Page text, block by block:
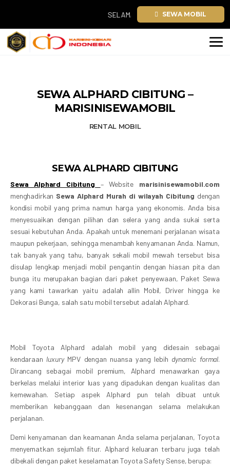
SELAMAT TAHUN BARU 2026. TEMUKAN
SEWA MOBIL
SEWA ALPHARD CIBITUNG –
MARISINISEWAMOBIL
RENTAL MOBIL
SEWA ALPHARD CIBITUNG
Sewa Alphard Cibitung – Website marisinisewamobil.com
menghadirkan Sewa Alphard Murah di wilayah Cibitung dengan
kondisi mobil yang prima namun harga yang ekonomis. Anda bisa
menyesuaikan dengan pilihan dan selera yang anda sukai serta
sesuai kebutuhan Anda. Apakah untuk menemani perjalanan wisata
maupun pekerjaan, sehingga menambah kenyamanan Anda. Namun,
tak banyak yang tahu, banyak sekali mobil mewah tersebut bisa
disulap lengkap menjadi mobil pengantin dengan hiasan pita dan
bunga itu merupakan bagian dari paket penyewaan, Paket Sewa
yang kami tawarkan yaitu adalah allin Mobil, Driver hingga ke
Dekorasi Bunga, salah satu mobil tersebut adalah Alphard.
Mobil Toyota Alphard adalah mobil yang didesain sebagai
kendaraan luxuryMPV dengan nuansa yang lebih dynamic formal.
Dirancang sebagai mobil premium, Alphard menawarkan gaya
berkelas melalui interior luas yang dipadukan dengan kualitas dan
kemewahan. Setiap aspek Alphard pun telah dibuat untuk
memberikan kebanggaan dan kesenangan selama melakukan
perjalanan.
Demi kenyamanan dan keamanan Anda selama perjalanan, Toyota
menyematkan sejumlah fitur. Alphard keluaran terbaru juga telah
dibekali dengan paket keselamatan Toyota Safety Sense, berupa: